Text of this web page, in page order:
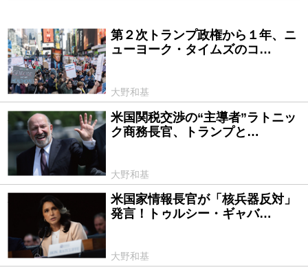
2026/01/20
第２次トランプ政権から１年、ニ
ューヨーク・タイムズのコ…
大野和基
2025/09/05
米国関税交渉の“主導者”ラトニッ
ク商務長官、トランプと…
大野和基
2025/08/02
米国家情報長官が「核兵器反対」
発言！トゥルシー・ギャバ…
大野和基